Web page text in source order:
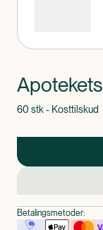
60 stk - Kosttilskud
Betalingsmetoder: